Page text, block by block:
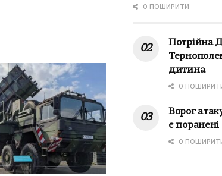
0 ПОШИРИТИ
Потрійна
дитина
0
Ворог
є поранені
0